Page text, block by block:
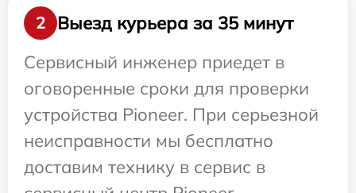
2
Выезд курьера за 35 минут
Сервисный инженер приедет в
оговоренные сроки для проверки
устройства Pioneer. При серьезной
неисправности мы бесплатно
доставим технику в сервис в